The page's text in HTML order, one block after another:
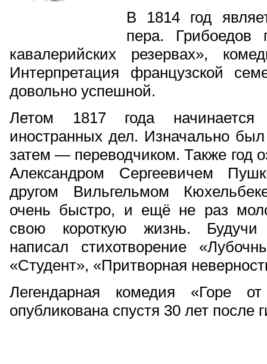
В 1814 год
пера.
кавалерийских резервах»,
Интерпретация французской
довольно успешной.
Летом 1817 года
иностранных дел. Изначально
затем — переводчиком. Также год
Александром Сергеевичем
другом Вильгельмом
очень быстро, и ещё не раз
свою короткую жизнь. Будучи
написал стихотворение
«Студент», «Притворная
Легендарная комедия «Горе
опубликована спустя 30 лет после